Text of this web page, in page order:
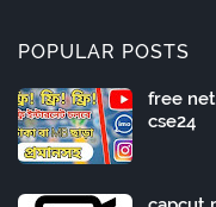
POPULAR POSTS
free net
cse24